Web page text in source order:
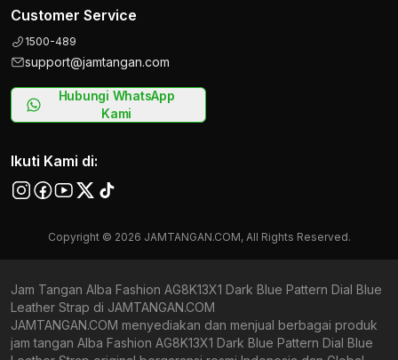
Customer Service
1500-489
support@jamtangan.com
Hubungi WhatsApp
Kami
Ikuti Kami di:
Copyright © 2026 JAMTANGAN.COM, All Rights Reserved.
Jam Tangan Alba Fashion AG8K13X1 Dark Blue Pattern Dial Blue
Leather Strap di JAMTANGAN.COM
JAMTANGAN.COM menyediakan dan menjual berbagai produk
jam tangan Alba Fashion AG8K13X1 Dark Blue Pattern Dial Blue